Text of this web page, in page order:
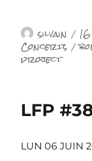
Auteur
silvain
le
Concerts
project
LFP
LUN 06 JUIN